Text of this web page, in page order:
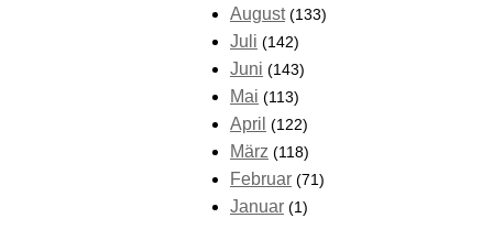
August (133)
Juli (142)
Juni (143)
Mai (113)
April (122)
März (118)
Februar (71)
Januar (1)